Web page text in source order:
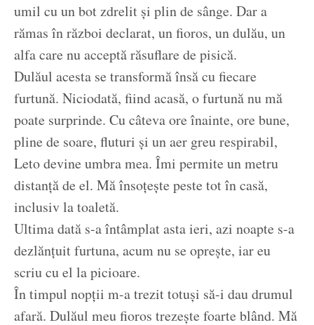
umil cu un bot zdrelit și plin de sânge. Dar a
rămas în război declarat, un fioros, un dulău, un
alfa care nu acceptă răsuflare de pisică.
Dulăul acesta se transformă însă cu fiecare
furtună. Niciodată, fiind acasă, o furtună nu mă
poate surprinde. Cu câteva ore înainte, ore bune,
pline de soare, fluturi și un aer greu respirabil,
Leto devine umbra mea. Îmi permite un metru
distanță de el. Mă însoțește peste tot în casă,
inclusiv la toaletă.
Ultima dată s-a întâmplat asta ieri, azi noapte s-a
dezlănțuit furtuna, acum nu se oprește, iar eu
scriu cu el la picioare.
În timpul nopții m-a trezit totuși să-i dau drumul
afară. Dulăul meu fioros trezește foarte blând. Mă